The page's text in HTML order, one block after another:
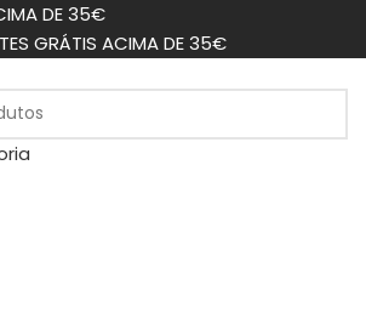
DE 35€
GRÁTIS ACIMA DE 35€